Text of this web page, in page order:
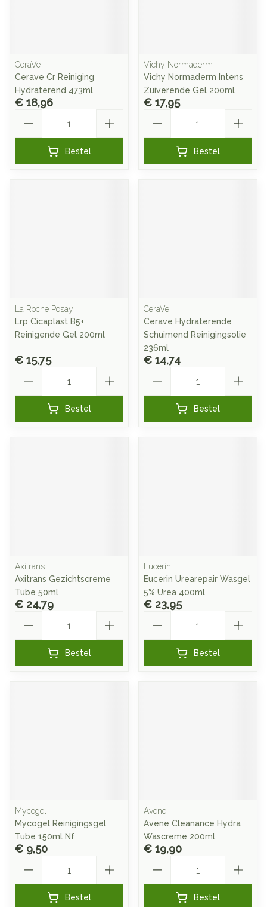
CeraVe
Cerave Cr Reiniging
Hydraterend 473ml
€ 18,96
Bestel
Vichy Normaderm
Vichy Normaderm Intens
Zuiverende Gel 200ml
€ 17,95
Bestel
La Roche Posay
Lrp Cicaplast B5+
Reinigende Gel 200ml
€ 15,75
Bestel
CeraVe
Cerave Hydraterende
Schuimend Reinigingsolie
236ml
€ 14,74
Bestel
Axitrans
Axitrans Gezichtscreme
Tube 50ml
€ 24,79
Bestel
Eucerin
Eucerin Urearepair Wasgel
5% Urea 400ml
€ 23,95
Bestel
Mycogel
Mycogel Reinigingsgel
Tube 150ml Nf
€ 9,50
Bestel
Avene
Avene Cleanance Hydra
Wascreme 200ml
€ 19,90
Bestel